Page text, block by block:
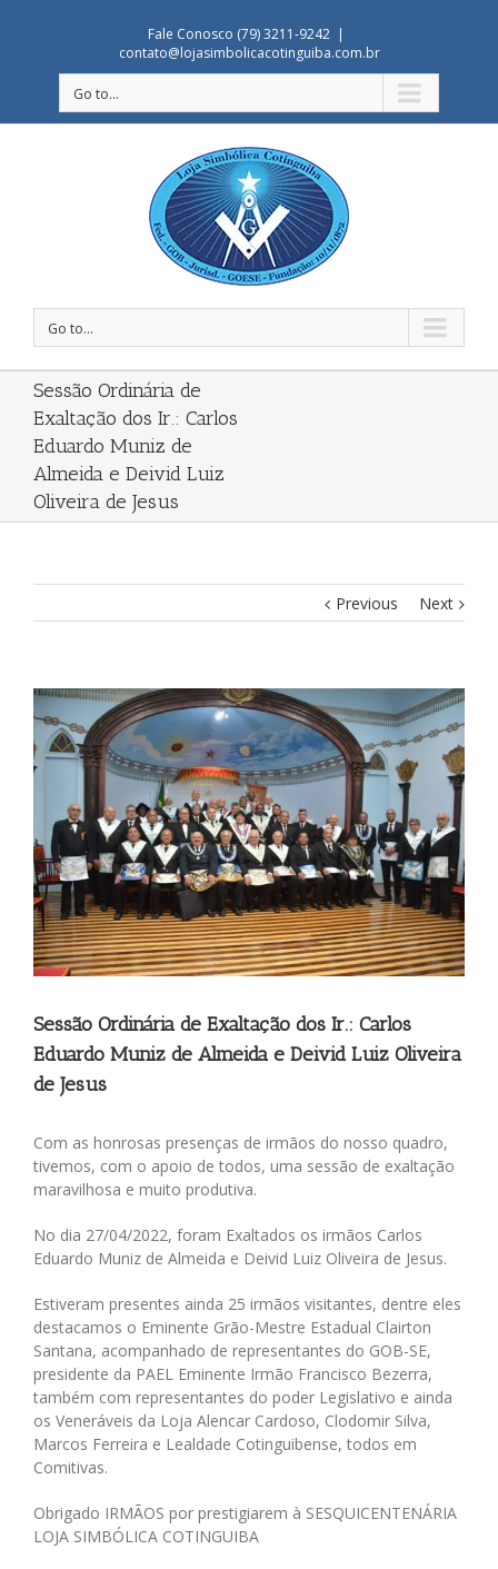
Fale Conosco (79) 3211-9242 |
contato@lojasimbolicacotinguiba.com.br
Go to...
Go to...
Sessão Ordinária de
Exaltação dos Ir.: Carlos
Eduardo Muniz de
Almeida e Deivid Luiz
Oliveira de Jesus
Previous Next
View
Larger
Image
Sessão Ordinária de Exaltação dos Ir.: Carlos
Eduardo Muniz de Almeida e Deivid Luiz Oliveira
de Jesus
Com as honrosas presenças de irmãos do nosso quadro,
tivemos, com o apoio de todos, uma sessão de exaltação
maravilhosa e muito produtiva.
No dia 27/04/2022, foram Exaltados os irmãos Carlos
Eduardo Muniz de Almeida e Deivid Luiz Oliveira de Jesus.
Estiveram presentes ainda 25 irmãos visitantes, dentre eles
destacamos o Eminente Grão-Mestre Estadual Clairton
Santana, acompanhado de representantes do GOB-SE,
presidente da PAEL Eminente Irmão Francisco Bezerra,
também com representantes do poder Legislativo e ainda
os Veneráveis da Loja Alencar Cardoso, Clodomir Silva,
Marcos Ferreira e Lealdade Cotinguibense, todos em
Comitivas.
Obrigado IRMÃOS por prestigiarem à SESQUICENTENÁRIA
LOJA SIMBÓLICA COTINGUIBA